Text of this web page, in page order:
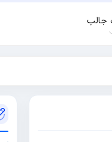
جالب